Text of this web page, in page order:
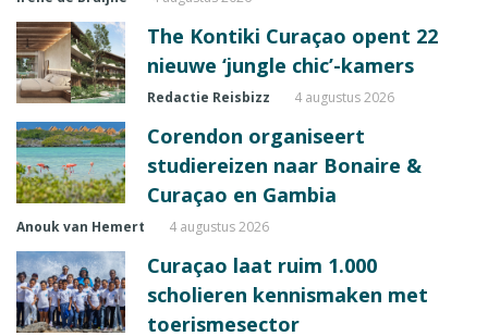
The Kontiki Curaçao opent 22
nieuwe ‘jungle chic’-kamers
Redactie Reisbizz 4 augustus 2026
Corendon organiseert
studiereizen naar Bonaire &
Curaçao en Gambia
Anouk van Hemert 4 augustus 2026
Curaçao laat ruim 1.000
scholieren kennismaken met
toerismesector